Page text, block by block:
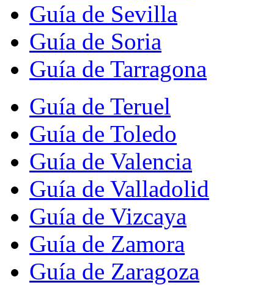
Guía de Sevilla
Guía de Soria
Guía de Tarragona
Guía de Teruel
Guía de Toledo
Guía de Valencia
Guía de Valladolid
Guía de Vizcaya
Guía de Zamora
Guía de Zaragoza